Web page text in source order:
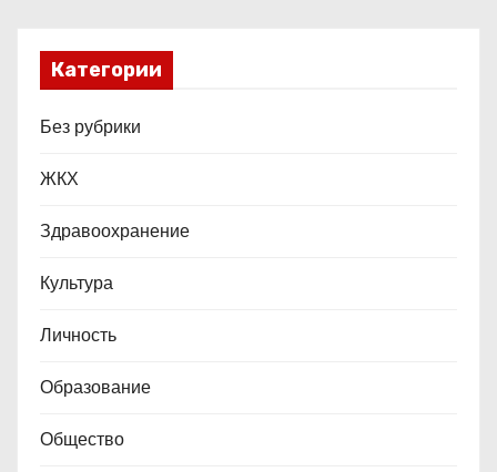
Категории
Без рубрики
ЖКХ
Здравоохранение
Культура
Личность
Образование
Общество